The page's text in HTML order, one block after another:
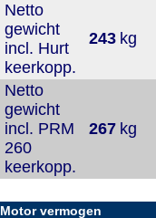
Netto
gewicht
incl. Hurt
keerkopp.
243 kg
Netto
gewicht
incl. PRM
260
keerkopp.
267 kg
Motor vermogen